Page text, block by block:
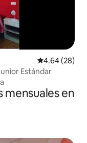
Calificación
4.64 (28)
Estándar
mensuales en